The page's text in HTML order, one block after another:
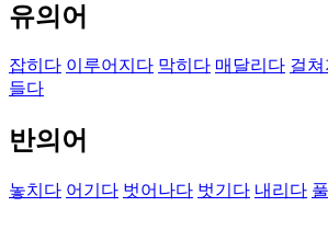
유의어
잡히다 이루어지다 막히다 매달리다 걸
들다
반의어
놓치다 어기다 벗어나다 벗기다 내리다